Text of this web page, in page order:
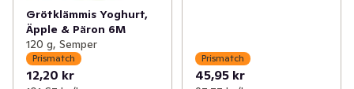
Grötklämmis Yoghurt,
Äpple & Päron 6M
120 g, Semper
Prismatch
12,20 kr
Prismatch
45,95 kr